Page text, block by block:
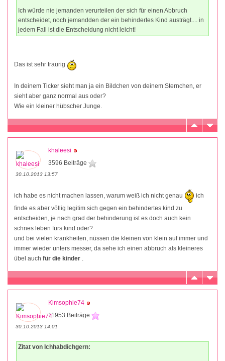
Ich würde nie jemanden verurteilen der sich für einen Abbruch
entscheidet, noch jemandden der ein behindertes Kind austrägt.... in
jedem Fall ist die Entscheidung nicht leicht!
Das ist sehr traurig
In deinem Ticker sieht man ja ein Bildchen von deinem Sternchen, er
sieht aber ganz normal aus oder?
Wie ein kleiner hübscher Junge.
khaleesi
3596 Beiträge
30.10.2013 13:57
ich habe es nicht machen lassen, warum weiß ich nicht genau
ich
finde es aber völlig legitim sich gegen ein behindertes kind zu
entscheiden, je nach grad der behinderung ist es doch auch kein
schnes leben fürs kind oder?
und bei vielen krankheiten, nüssen die kleinen von klein auf immer und
immer wieder unters messer, da sehe ich einen abbruch als kleineres
übel auch für die kinder .
Kimsophie74
11953 Beiträge
30.10.2013 14:01
Zitat von Ichhabdichgern: